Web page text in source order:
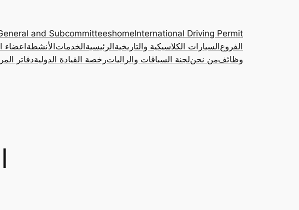
and SubcommitteeshomeInternational Driving Permit
اعضاء الأنشطة الخدمات الرئيسية السيارات الكلاسيكية والتاريخية الفروع
دفاتررخصة القيادة الدوليةلجنة السباقات والرالياتمن نحنوظائف